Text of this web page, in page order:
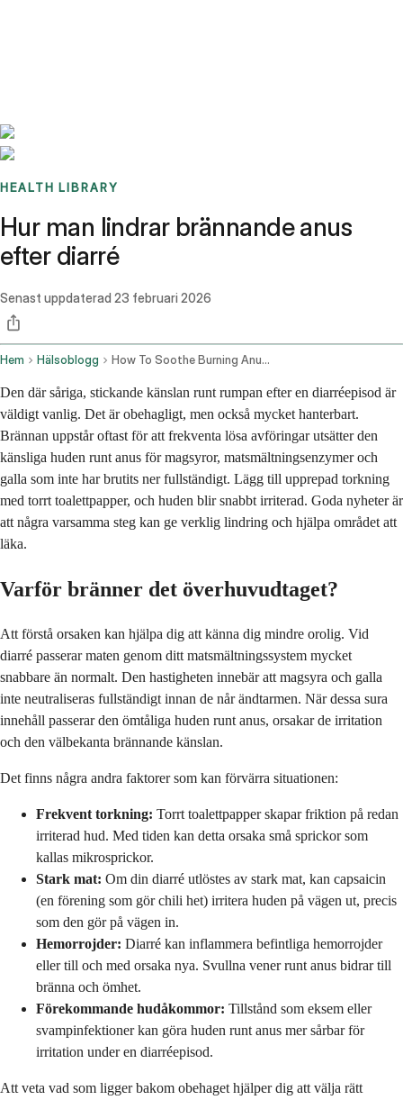
HEALTH LIBRARY
Hur man lindrar brännande anus
efter diarré
Senast uppdaterad 23 februari 2026
Hem Hälsoblogg How To Soothe Burning Anus After Diarrhea
Den där såriga, stickande känslan runt rumpan efter en diarréepisod är
väldigt vanlig. Det är obehagligt, men också mycket hanterbart.
Brännan uppstår oftast för att frekventa lösa avföringar utsätter den
känsliga huden runt anus för magsyror, matsmältningsenzymer och
galla som inte har brutits ner fullständigt. Lägg till upprepad torkning
med torrt toalettpapper, och huden blir snabbt irriterad. Goda nyheter är
att några varsamma steg kan ge verklig lindring och hjälpa området att
läka.
Varför bränner det överhuvudtaget?
Att förstå orsaken kan hjälpa dig att känna dig mindre orolig. Vid
diarré passerar maten genom ditt matsmältningssystem mycket
snabbare än normalt. Den hastigheten innebär att magsyra och galla
inte neutraliseras fullständigt innan de når ändtarmen. När dessa sura
innehåll passerar den ömtåliga huden runt anus, orsakar de irritation
och den välbekanta brännande känslan.
Det finns några andra faktorer som kan förvärra situationen:
Frekvent torkning: Torrt toalettpapper skapar friktion på redan
irriterad hud. Med tiden kan detta orsaka små sprickor som
kallas mikrosprickor.
Stark mat: Om din diarré utlöstes av stark mat, kan capsaicin
(en förening som gör chili het) irritera huden på vägen ut, precis
som den gör på vägen in.
Hemorrojder: Diarré kan inflammera befintliga hemorrojder
eller till och med orsaka nya. Svullna vener runt anus bidrar till
bränna och ömhet.
Förekommande hudåkommor: Tillstånd som eksem eller
svampinfektioner kan göra huden runt anus mer sårbar för
irritation under en diarréepisod.
Att veta vad som ligger bakom obehaget hjälper dig att välja rätt